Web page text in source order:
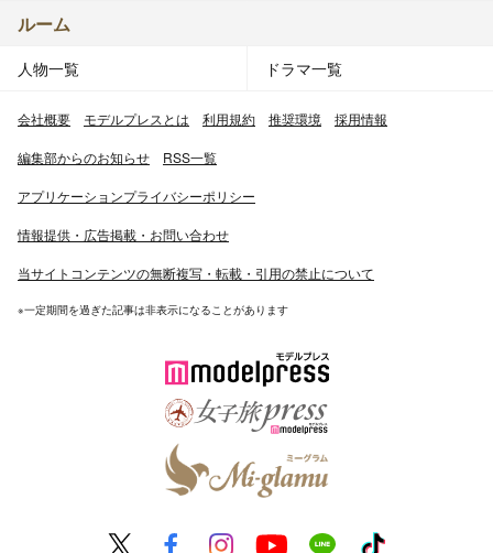
ルーム
人物一覧 ドラマ一覧
会社概要 モデルプレスとは 利用規約 推奨環境 採用情報
編集部からのお知らせ RSS一覧
アプリケーションプライバシーポリシー
情報提供・広告掲載・お問い合わせ
当サイトコンテンツの無断複写・転載・引用の禁止について
※一定期間を過ぎた記事は非表示になることがあります